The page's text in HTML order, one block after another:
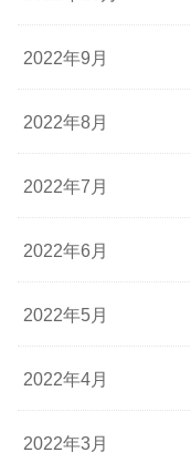
2022年9月
2022年8月
2022年7月
2022年6月
2022年5月
2022年4月
2022年3月